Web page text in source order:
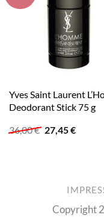
Yves Saint Laurent
Deodorant Stick 75 g
36,00€ Ursprünglicher
Preis
27,45€
Copyright